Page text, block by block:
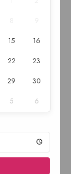
15 16
22 23
29 30
5 6